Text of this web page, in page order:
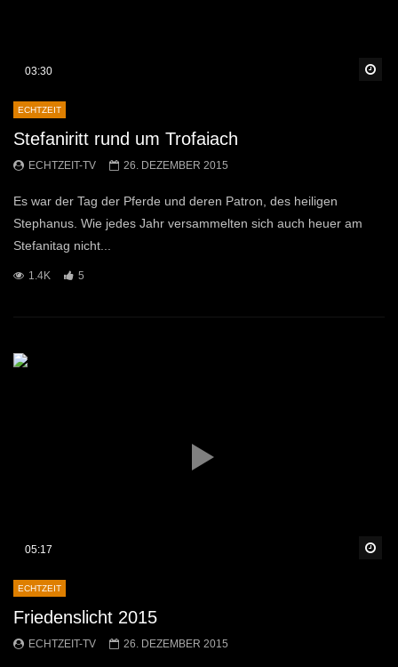
03:30
ECHTZEIT
Stefaniritt rund um Trofaiach
ECHTZEIT-TV 26. DEZEMBER 2015
Es war der Tag der Pferde und deren Patron, des heiligen
Stephanus. Wie jedes Jahr versammelten sich auch heuer am
Stefanitag nicht...
1.4K 5
05:17
ECHTZEIT
Friedenslicht 2015
ECHTZEIT-TV 26. DEZEMBER 2015